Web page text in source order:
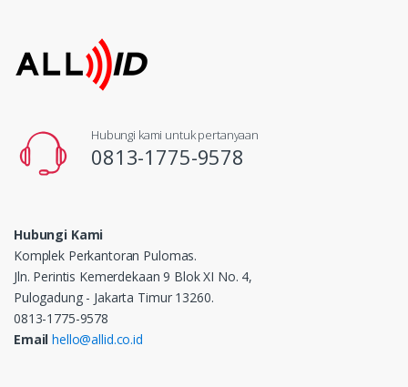
Hubungi kami untuk pertanyaan
0813-1775-9578
Hubungi Kami
Komplek Perkantoran Pulomas.
Jln. Perintis Kemerdekaan 9 Blok XI No. 4,
Pulogadung - Jakarta Timur 13260.
0813-1775-9578
Email hello@allid.co.id